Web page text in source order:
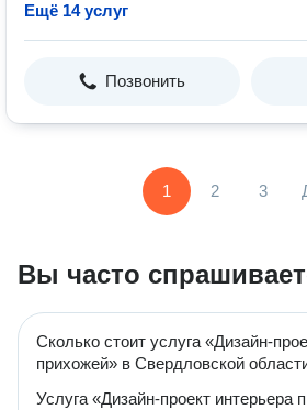
Ещё 14 услуг
Позвонить
1 2 3
Вы часто
Сколько стоит услуга «Дизайн-
прихожей» в Свердловской
Услуга «Дизайн-проект интерьера